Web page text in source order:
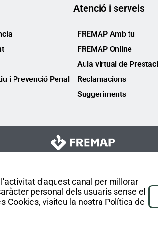
d'aquest canal per millorar
personal dels usuaris sense el
Cookies, visiteu la nostra Política de
i Prevenció Penal
Atenció i serveis
FREMAP Amb tu
FREMAP Online
Aula virtual de
Reclamacions
Suggeriments